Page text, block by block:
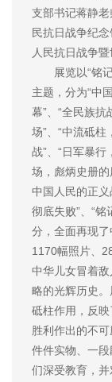
支部书记蒋静
民抗日战争纪
人民抗日战争
展览以“铭记
主题，分为“中
幕”、“全民族
场”、“中流砥
战”、“日军暴
场，彪炳史册的
中国人民的正义
彻底失败”、“
分，全面再现
1170幅照片、
中华儿女冒着
略的光辉历史
砥柱作用，反
胜利作出的不
件件实物、一
们深受教育，并